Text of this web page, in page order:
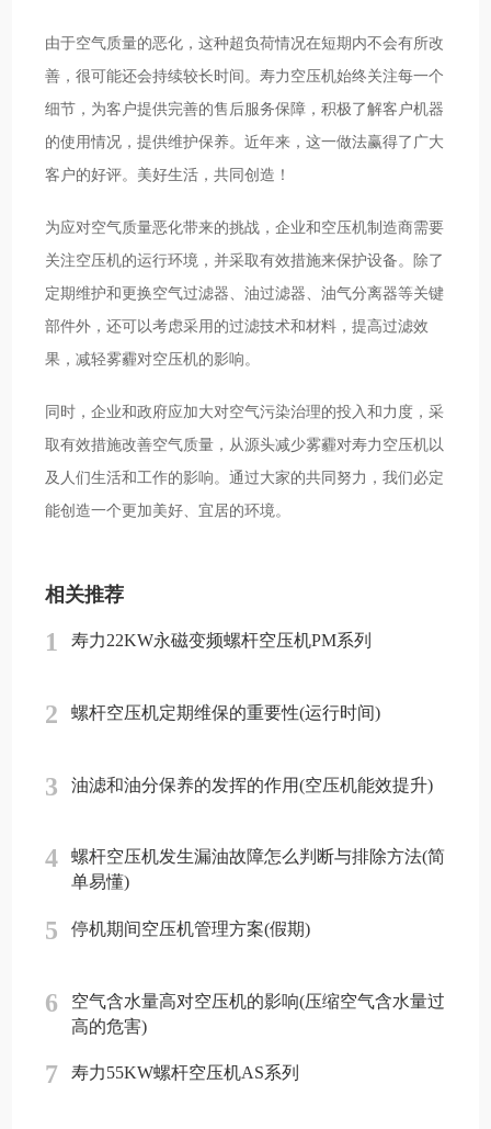
由于空气质量的恶化，这种超负荷情况在短期内不会有所改
善，很可能还会持续较长时间。寿力空压机始终关注每一个
细节，为客户提供完善的售后服务保障，积极了解客户机器
的使用情况，提供维护保养。近年来，这一做法赢得了广大
客户的好评。美好生活，共同创造！
为应对空气质量恶化带来的挑战，企业和空压机制造商需要
关注空压机的运行环境，并采取有效措施来保护设备。除了
定期维护和更换空气过滤器、油过滤器、油气分离器等关键
部件外，还可以考虑采用的过滤技术和材料，提高过滤效
果，减轻雾霾对空压机的影响。
同时，企业和政府应加大对空气污染治理的投入和力度，采
取有效措施改善空气质量，从源头减少雾霾对寿力空压机以
及人们生活和工作的影响。通过大家的共同努力，我们必定
能创造一个更加美好、宜居的环境。
相关推荐
1 寿力22KW永磁变频螺杆空压机PM系列
2 螺杆空压机定期维保的重要性(运行时间)
3 油滤和油分保养的发挥的作用(空压机能效提升)
4
螺杆空压机发生漏油故障怎么判断与排除方法(简
单易懂)
5 停机期间空压机管理方案(假期)
6
空气含水量高对空压机的影响(压缩空气含水量过
高的危害)
7 寿力55KW螺杆空压机AS系列